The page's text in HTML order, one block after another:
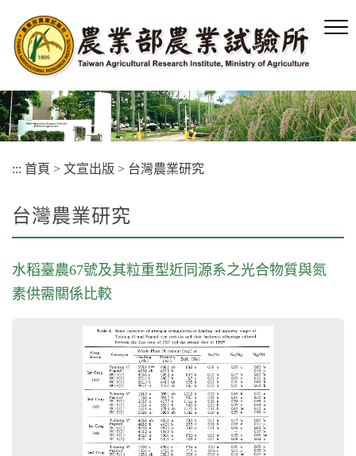
容
區
塊
::: 首頁 > 文宣出版 > 台灣農業研究
台灣農業研究
水稻臺農67號及其粒重型近同源系之光合物質與氮
素供需關係比較